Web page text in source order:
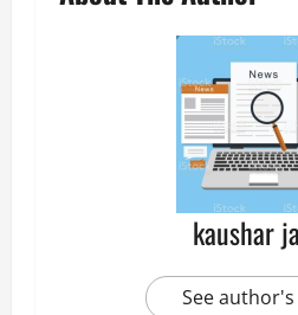
kaushar
See